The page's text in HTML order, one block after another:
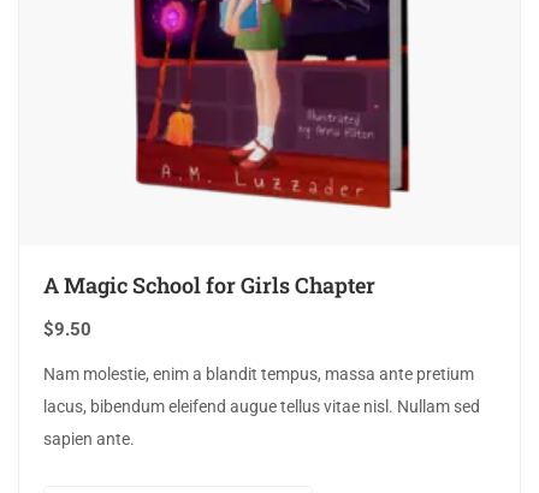
A Magic School for Girls Chapter
$9.50
Nam molestie, enim a blandit tempus, massa ante pretium
lacus, bibendum eleifend augue tellus vitae nisl. Nullam sed
sapien ante.